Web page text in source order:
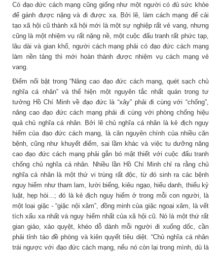
Có đạo đức cách mạng cũng giống như một người có đủ sức khỏe
để gánh được nặng và đi được xa. Bởi lẽ, làm cách mạng để cải
tạo xã hội cũ thành xã hội mới là một sự nghiệp rất vẻ vang, nhưng
cũng là một nhiệm vụ rất nặng nề, một cuộc đấu tranh rất phức tạp,
lâu dài và gian khổ, người cách mạng phải có đạo đức cách mạng
làm nền tảng thì mới hoàn thành được nhiệm vụ cách mạng vẻ
vang.
Điểm nổi bật trong “Nâng cao đạo đức cách mạng, quét sạch chủ
nghĩa cá nhân” và thể hiện một nguyên tắc nhất quán trong tư
tưởng Hồ Chí Minh về đạo đức là “xây” phải đi cùng với “chống”,
nâng cao đạo đức cách mạng phải đi cùng với phòng chống hiệu
quả chủ nghĩa cá nhân. Bởi lẽ chủ nghĩa cá nhân là kẻ địch nguy
hiểm của đạo đức cách mạng, là căn nguyên chính của nhiều căn
bệnh, cũng như khuyết điểm, sai lầm khác và việc tu dưỡng nâng
cao đạo đức cách mạng phải gắn bó mật thiết với cuộc đấu tranh
chống chủ nghĩa cá nhân. Nhiều lần Hồ Chí Minh chỉ ra rằng chủ
nghĩa cá nhân là một thứ vi trùng rất độc, từ đó sinh ra các bệnh
nguy hiểm như tham lam, lười biếng, kiêu ngạo, hiếu danh, thiếu kỷ
luật, hẹp hòi...; đó là kẻ địch nguy hiểm ở trong mỗi con người, là
một loại giặc - “giặc nội xâm”, đồng minh của giặc ngoại xâm, là vết
tích xấu xa nhất và nguy hiểm nhất của xã hội cũ. Nó là một thứ rất
gian giảo, xảo quyệt, khéo dỗ dành mỗi người đi xuống dốc, cần
phải tỉnh táo đề phòng và kiên quyết tiêu diệt. “Chủ nghĩa cá nhân
trái ngược với đạo đức cách mạng, nếu nó còn lại trong mình, dù là